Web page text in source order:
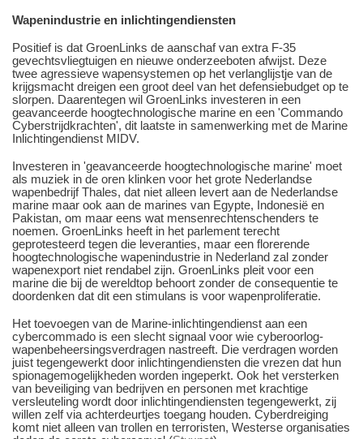
Wapenindustrie en inlichtingendiensten
Positief is dat GroenLinks de aanschaf van extra F-35
gevechtsvliegtuigen en nieuwe onderzeeboten afwijst. Deze
twee agressieve wapensystemen op het verlanglijstje van de
krijgsmacht dreigen een groot deel van het defensiebudget op te
slorpen. Daarentegen wil GroenLinks investeren in een
geavanceerde hoogtechnologische marine en een 'Commando
Cyberstrijdkrachten', dit laatste in samenwerking met de Marine
Inlichtingendienst MIDV.
Investeren in 'geavanceerde hoogtechnologische marine' moet
als muziek in de oren klinken voor het grote Nederlandse
wapenbedrijf Thales, dat niet alleen levert aan de Nederlandse
marine maar ook aan de marines van Egypte, Indonesië en
Pakistan, om maar eens wat mensenrechtenschenders te
noemen. GroenLinks heeft in het parlement terecht
geprotesteerd tegen die leveranties, maar een florerende
hoogtechnologische wapenindustrie in Nederland zal zonder
wapenexport niet rendabel zijn. GroenLinks pleit voor een
marine die bij de wereldtop behoort zonder de consequentie te
doordenken dat dit een stimulans is voor wapenproliferatie.
Het toevoegen van de Marine-inlichtingendienst aan een
cybercommado is een slecht signaal voor wie cyberoorlog-
wapenbeheersingsverdragen nastreeft. Die verdragen worden
juist tegengewerkt door inlichtingendiensten die vrezen dat hun
spionagemogelijkheden worden ingeperkt. Ook het versterken
van beveiliging van bedrijven en personen met krachtige
versleuteling wordt door inlichtingendiensten tegengewerkt, zij
willen zelf via achterdeurtjes toegang houden. Cyberdreiging
komt niet alleen van trollen en terroristen, Westerse organisaties